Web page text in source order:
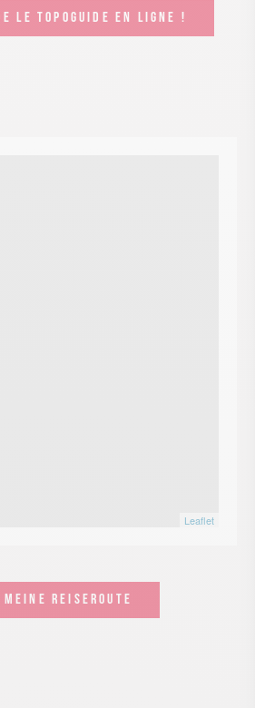
LE TOPOGUIDE EN LIGNE !
Leaflet
REISEROUTE